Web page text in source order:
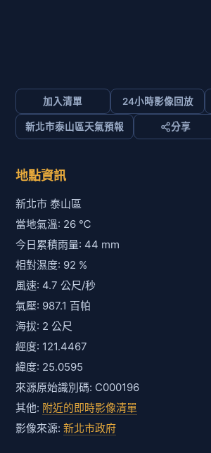
加入清單 24小時影像回放
新北市泰山區天氣預報 分享
地點資訊
新北市 泰山區
當地氣溫: 26 ℃
今日累積雨量: 44 mm
相對濕度: 92 %
風速: 4.7 公尺/秒
氣壓: 987.1 百帕
海拔: 2 公尺
經度: 121.4467
緯度: 25.0595
來源原始識別碼: C000196
其他: 附近的即時影像清單
影像來源: 新北市政府